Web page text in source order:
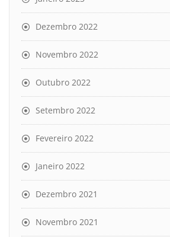
Dezembro 2022
Novembro 2022
Outubro 2022
Setembro 2022
Fevereiro 2022
Janeiro 2022
Dezembro 2021
Novembro 2021